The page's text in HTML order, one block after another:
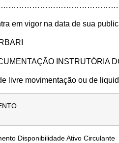
em vigor na data de sua
INSTRUTÓRIA
livre movimentação ou de
Disponibilidade Ativo Circulante